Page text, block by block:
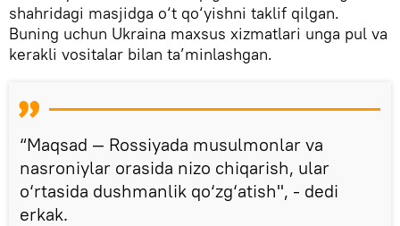
shahridagi masjidga o‘t qo‘yishni taklif qilgan.
Buning uchun Ukraina maxsus xizmatlari unga pul va
kerakli vositalar bilan ta’minlashgan.
“Maqsad — Rossiyada musulmonlar va
nasroniylar orasida nizo chiqarish, ular
o‘rtasida dushmanlik qo‘zg‘atish", - dedi
erkak.